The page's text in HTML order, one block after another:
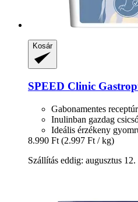
Kosár
SPEED Clinic
Gabonamentes
Inulinban gazdag
Ideális érzékeny
8.990 Ft (2.997 Ft / kg)
Szállítás eddig: augusztus 12.